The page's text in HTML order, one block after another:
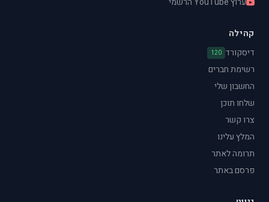
קהילה
דיסקורד 120
רשימת חברים
החשבון שלי
שלחו תוכן
צרו קשר
המלץ עלינו
תרומה לאתר
פרסם באתר